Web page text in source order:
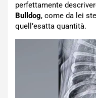
perfettamente
Bulldog, come da lei
quell’esatta quantità.